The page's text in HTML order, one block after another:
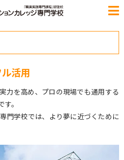
活用
力を高め、プロの現場でも通用する
。
門学校では、より夢に近づくために